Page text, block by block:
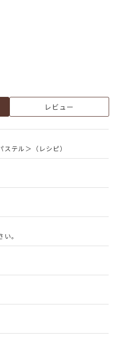
レビュー
テル＞（レシピ）
。